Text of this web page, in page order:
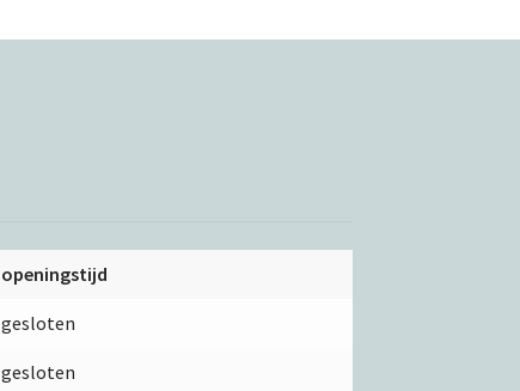
openingstijd
gesloten
gesloten